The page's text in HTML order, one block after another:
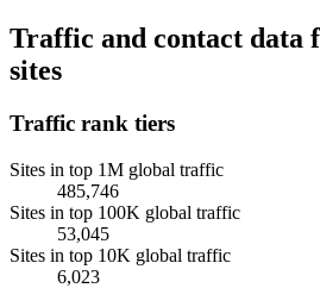
Traffic and contact data
sites
Traffic rank tiers
Sites in top 1M global traffic
485,746
Sites in top 100K global traffic
53,045
Sites in top 10K global traffic
6,023